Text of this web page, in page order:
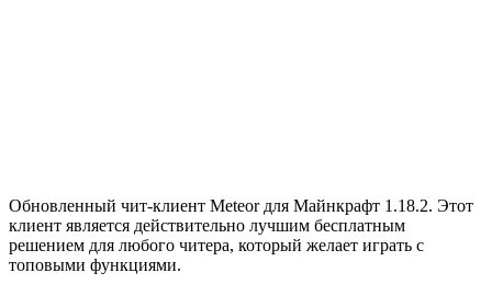
Обновленный чит-клиент Meteor для Майнкрафт 1.18.2. Этот
клиент является действительно лучшим бесплатным
решением для любого читера, который желает играть с
топовыми функциями.